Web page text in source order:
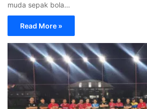
muda sepak bola…
Read More »